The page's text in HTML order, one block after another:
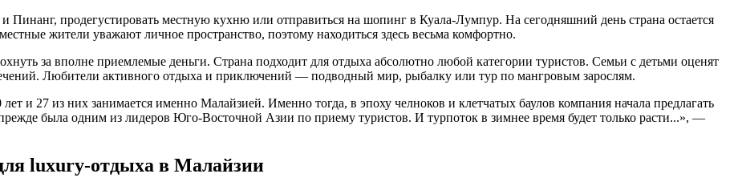
продегустировать местную кухню или отправиться на шопинг в Куала-Лумпур. На сегодняшний день страна остается
жители уважают личное пространство, поэтому находиться здесь весьма комфортно.
за вполне приемлемые деньги. Страна подходит для отдыха абсолютно любой категории туристов. Семьи с детьми оценят
Любители активного отдыха и приключений — подводный мир, рыбалку или тур по мангровым зарослям.
лет и 27 из них занимается именно Малайзией. Именно тогда, в эпоху челноков и клетчатых баулов компания начала предлагать
была одним из лидеров Юго-Восточной Азии по приему туристов. И турпоток в зимнее время будет только расти...», —
luxury-отдыха в Малайзии